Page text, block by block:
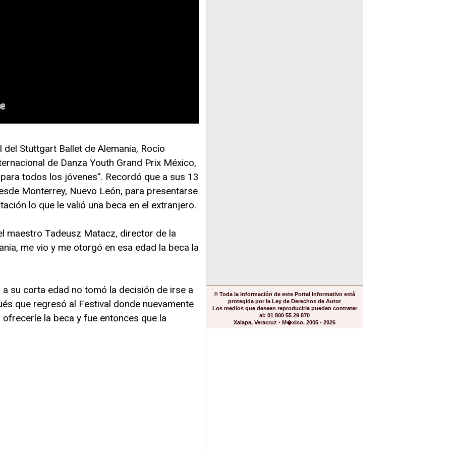
Stuttgart Ballet de Alemania, Rocío
de Danza Youth Grand Prix México,
todos los jóvenes”. Recordó que a sus 13
Monterrey, Nuevo León, para presentarse
lo que le valió una beca en el extranjero.
maestro Tadeusz Matacz, director de la
me vio y me otorgó en esa edad la beca la
su corta edad no tomó la decisión de irse a
que regresó al Festival donde nuevamente
la beca y fue entonces que la
© Toda la información de este Portal Informativo está
protegida por la Ley de Derechos de Autor
Los medios que deseen reproducirla pueden contratar
al: 01 800 55 29 870
Xalapa, Veracruz - M�xico. 2005 - 2026